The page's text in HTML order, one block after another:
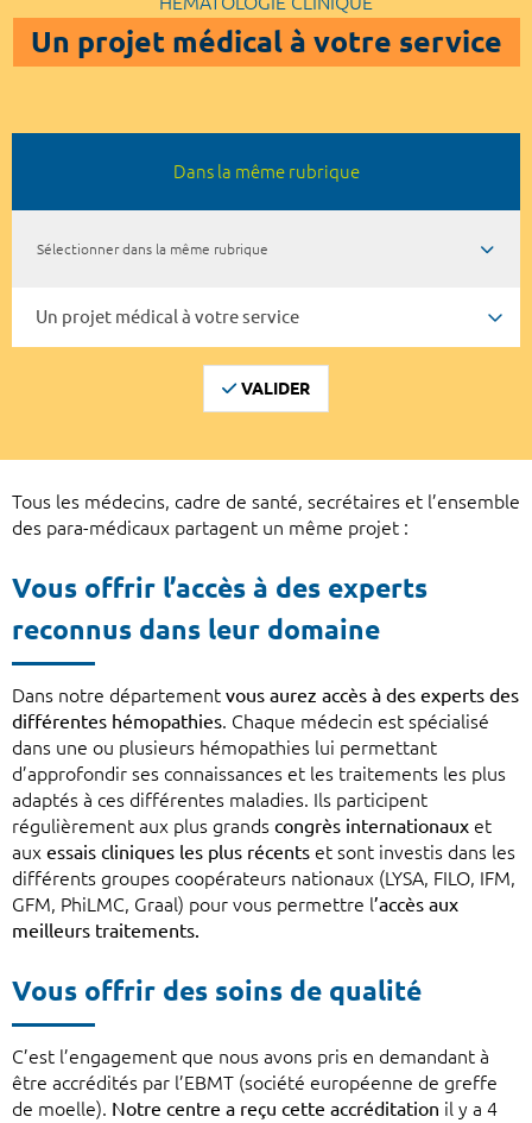
Un projet médical à votre service
Dans la même rubrique
Sélectionner dans la même rubrique
VALIDER
Tous les médecins, cadre de santé, secrétaires et l’ensemble
des para-médicaux partagent un même projet :
Vous offrir l’accès à des experts
reconnus dans leur domaine
Dans notre département vous aurez accès à des experts des
différentes hémopathies. Chaque médecin est spécialisé
dans une ou plusieurs hémopathies lui permettant
d’approfondir ses connaissances et les traitements les plus
adaptés à ces différentes maladies. Ils participent
régulièrement aux plus grands congrès internationaux et
aux essais cliniques les plus récents et sont investis dans les
différents groupes coopérateurs nationaux (LYSA, FILO, IFM,
GFM, PhiLMC, Graal) pour vous permettre l’accès aux
meilleurs traitements.
Vous offrir des soins de qualité
C’est l’engagement que nous avons pris en demandant à
être accrédités par l’EBMT (société européenne de greffe
de moelle). Notre centre a reçu cette accréditation il y a 4